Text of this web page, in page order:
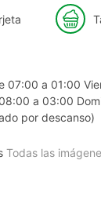
07:00 a 01:00
a 03:00
por descanso)
Todas las